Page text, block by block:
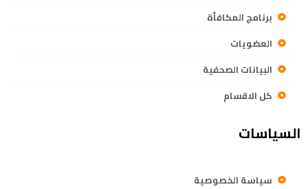
برنامج المكافأة
العضويات
البيانات الصحفية
كل الاقسام
السياسات
سياسة الخصوصية